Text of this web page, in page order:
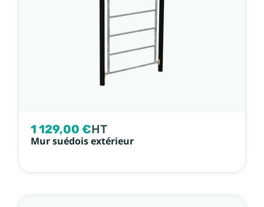
1 129,00 €HT
Mur suédois extérieur